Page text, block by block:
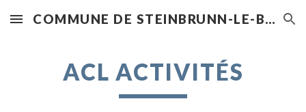
Skip to main content Skip to navigation
COMMUNE DE STEINBRUNN-LE-BAS
ACL ACTIVITÉS